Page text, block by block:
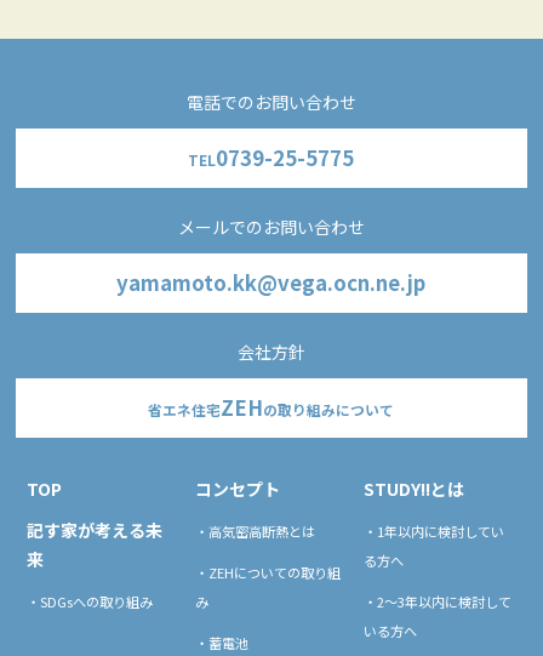
電話でのお問い合わせ
TEL0739-25-5775
メールでのお問い合わせ
yamamoto.kk@vega.ocn.ne.jp
会社方針
省エネ住宅ZEHの取り組みについて
TOP
記す家が考える未
来
・SDGsへの取り組み
コンセプト
・高気密高断熱とは
・ZEHについての取り組
み
・蓄電池
STUDY!!とは
・1年以内に検討してい
る方へ
・2〜3年以内に検討して
いる方へ